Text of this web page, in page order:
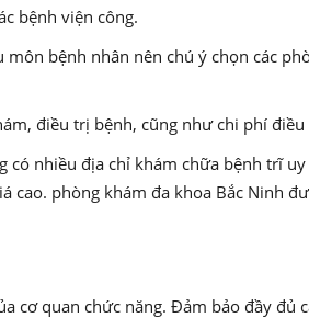
bệnh viện công.
bệnh nhân nên chú ý chọn các
điều trị bệnh, cũng như chi phí
có nhiều địa chỉ khám chữa bệnh trĩ
phòng khám đa khoa Bắc Ninh
cơ quan chức năng. Đảm bảo đầy